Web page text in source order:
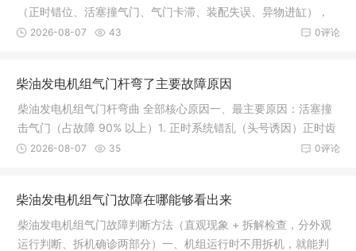
（正时错位、活塞撞气门、气门卡滞、装配失误、异物进缸），
分为装配管控、日常运维、使用规范、故障前置防护四大板块，
0评论
2026-08-07 43
柴油发电机组气门杆弯了主要故障原因
柴油发电机组气门杆弯曲 全部核心原因一、最主要原因：活塞撞
击气门（占故障 90% 以上）1. 正时系统错乱（头号诱因）正时齿
轮、正时链条 / 皮带磨损、跳齿、断齿，曲轴与凸轮轴相位错0评论
2026-08-07 35
柴油发电机组气门故障在哪能够看出来
柴油发电机组气门故障判断方法（直观现象 + 拆解检查，分外观
运行判断、拆机确诊两部分）一、机组运行时不用拆机，就能判